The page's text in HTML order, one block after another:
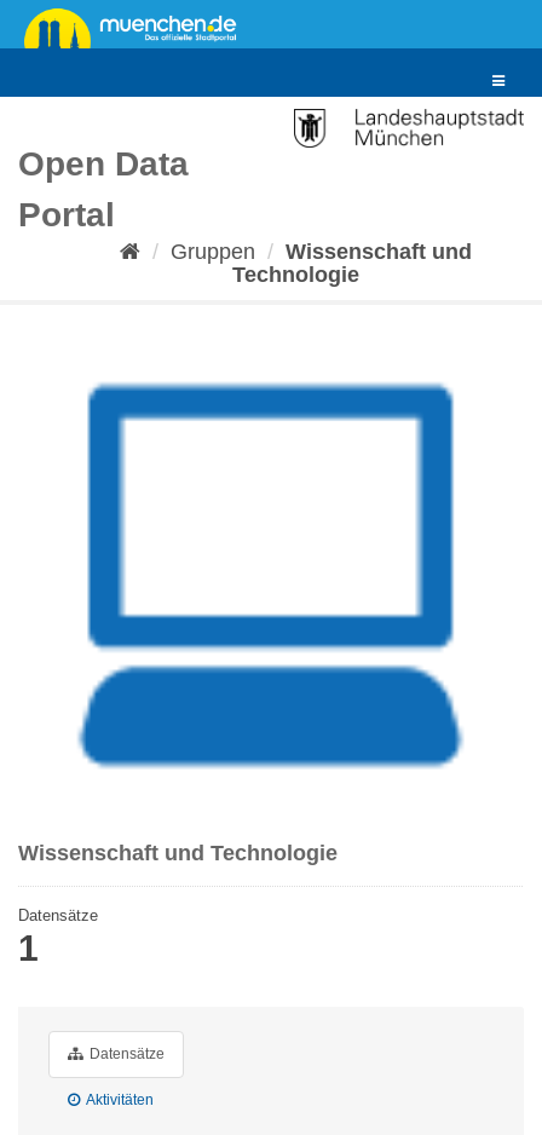
Überspringen
zum
Toggle
Open Data
Portal
Gruppen
Wissenschaft und
Technologie
Wissenschaft und Technologie
Datensätze
1
Datensätze
Aktivitäten